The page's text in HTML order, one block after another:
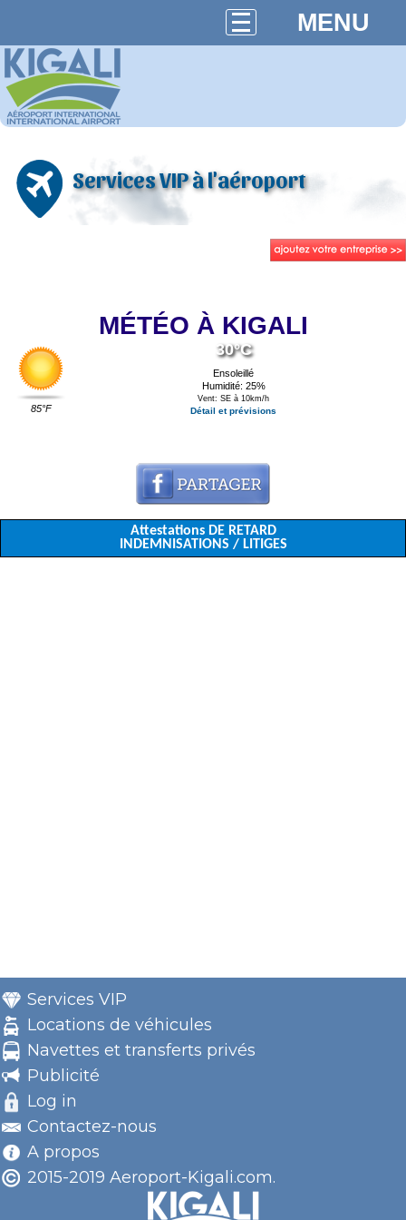
MENU
Services VIP à l'aéroport
MÉTÉO À KIGALI
85°F
30°C
Ensoleillé
Humidité: 25%
Vent: SE à 10km/h
Détail et prévisions
Attestations DE RETARD
INDEMNISATIONS / LITIGES
Services VIP
Locations de véhicules
Navettes et transferts privés
Publicité
Log in
Contactez-nous
A propos
2015-2019 Aeroport-Kigali.com.